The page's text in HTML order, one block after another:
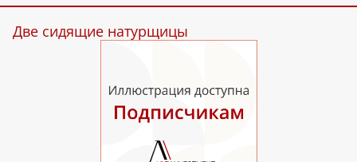
Две сидящие натурщицы